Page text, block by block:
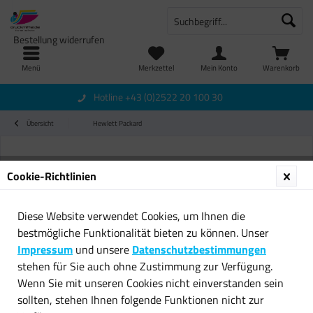
Menü Warenkorb
Merkzettel
Bestellung widerrufen
Mein Konto
Hotline +43 (0)2522 20 100 30
Übersicht Hewlett Packard
Cookie-Richtlinien
Diese Website verwendet Cookies, um Ihnen die
bestmögliche Funktionalität bieten zu können. Unser
Impressum und unsere Datenschutzbestimmungen
stehen für Sie auch ohne Zustimmung zur Verfügung.
Wenn Sie mit unseren Cookies nicht einverstanden sein
sollten, stehen Ihnen folgende Funktionen nicht zur